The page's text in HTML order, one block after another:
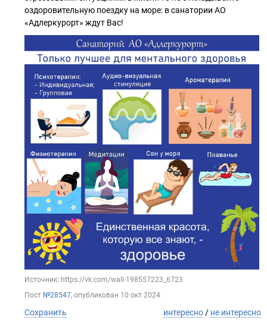
оздоровительную поездку на море: в санатории АО
«Адлеркурорт» ждут Вас!
Источник: https://vk.com/wall-198557223_6723
Пост №28547, опубликован 10 окт 2024
Сохранить интересно / не интересно